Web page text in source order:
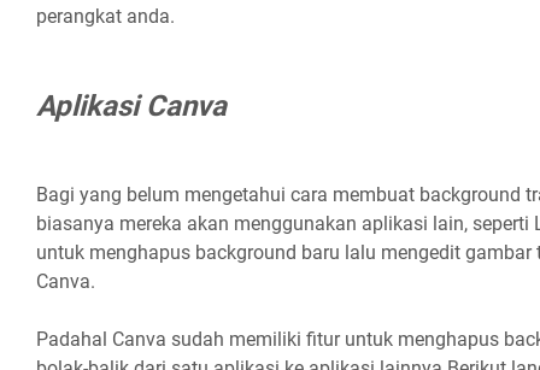
perangkat anda.
Aplikasi Canva
Bagi yang belum mengetahui cara membuat background
biasanya mereka akan menggunakan aplikasi lain,
untuk menghapus background baru lalu mengedit
Canva.
Padahal Canva sudah memiliki fitur untuk menghapus